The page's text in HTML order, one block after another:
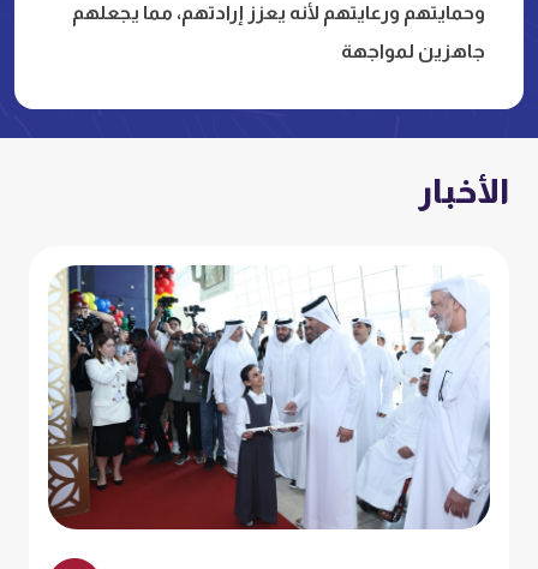
وحمايتهم ورعايتهم لأنه يعزز إرادتهم، مما يجعلهم
جاهزين لمواجهة
الأخبار